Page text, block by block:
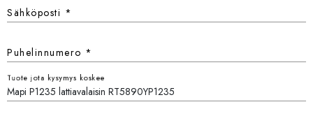
Sähköposti *
Puhelinnumero *
Tuote jota kysymys koskee